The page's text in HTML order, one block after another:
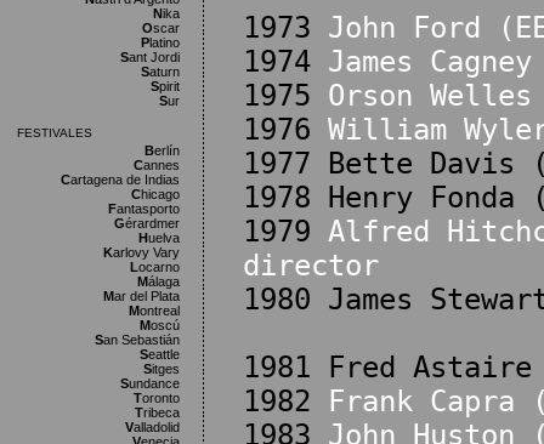
Nika
Oscar
Platino
Sant Jordi
Saturn
Spirit
Sur
FESTIVALES
Berlín
Cannes
Cartagena de Indias
Chicago
Fantasporto
Gérardmer
Huelva
Karlovy Vary
Locarno
Málaga
Mar del Plata
Montreal
Moscú
San Sebastián
Seattle
Sitges
Sundance
Toronto
Tribeca
Valladolid
1973 John Ford
1974 James
1975 Orson
1976 William
1977 Bette Davis
1978 Henry Fonda
1979 Alfred
director
1980 James
1981 Fred Astaire
1982
Frank Capra
1983 John Huston